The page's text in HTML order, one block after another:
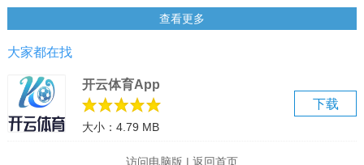
领域，帮助您快速获取各类实用信息和知识，满足您日常生活和工作
中多样化的需求，欢迎需要的朋友来下载！
软件功能
智能聊天机器人：多种AI聊天模式可自行选择，如模范教师、恋爱专
家、写作大师等功能。
多种语言翻译：支持文字翻译、图片、PDF、音频、视频翻译等等。
多格式文档互转：支持文档格式如：doc、docx、ppt、pptx、xls、
xlsx等；图片格式：jpg、png、bmp、gif。
查看更多
大家都在找
下载
开云体育App
大小：4.79 MB
访问电脑版 | 返回首页